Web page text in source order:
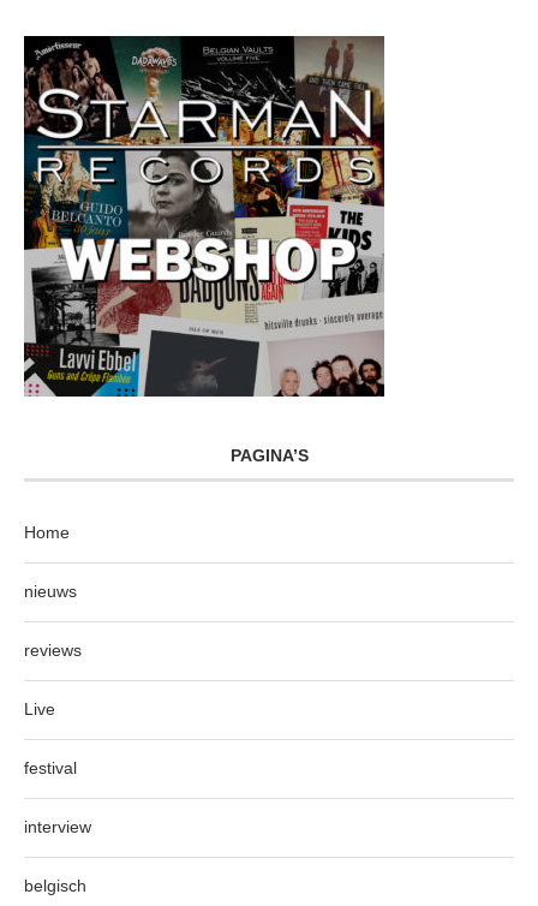
PAGINA’S
Home
nieuws
reviews
Live
festival
interview
belgisch